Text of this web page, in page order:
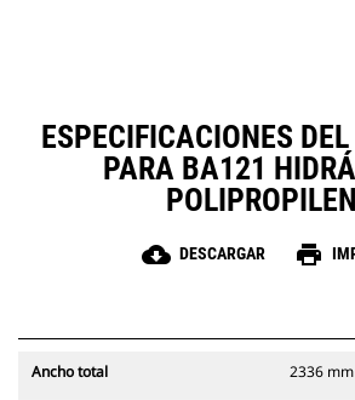
ESPECIFICACIONES
PARA BA121
cloud_download DESCARGAR print
Ancho total 2336 mm